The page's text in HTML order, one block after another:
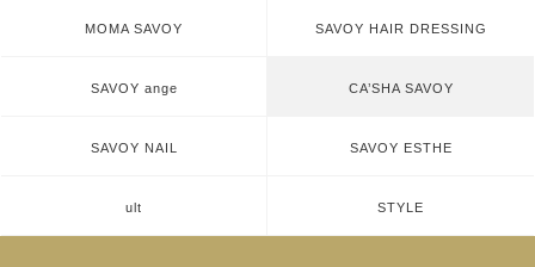
MOMA SAVOY SAVOY HAIR DRESSING
SAVOY ange CA’SHA SAVOY
SAVOY NAIL SAVOY ESTHE
ult STYLE